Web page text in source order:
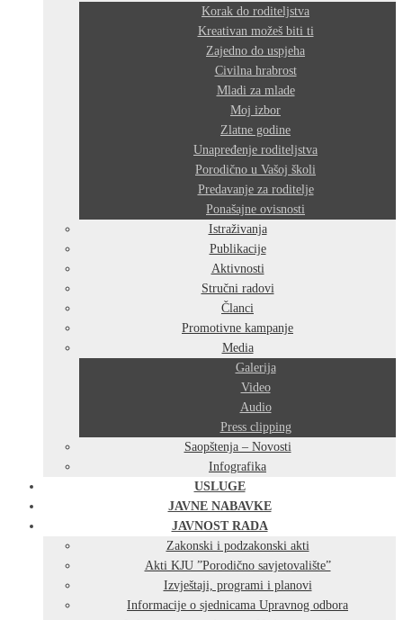
Korak do roditeljstva
Kreativan možeš biti ti
Zajedno do uspjeha
Civilna hrabrost
Mladi za mlade
Moj izbor
Zlatne godine
Unapređenje roditeljstva
Porodično u Vašoj školi
Predavanje za roditelje
Ponašajne ovisnosti
Istraživanja
Publikacije
Aktivnosti
Stručni radovi
Članci
Promotivne kampanje
Media
Galerija
Video
Audio
Press clipping
Saopštenja – Novosti
Infografika
USLUGE
JAVNE NABAVKE
JAVNOST RADA
Zakonski i podzakonski akti
Akti KJU ”Porodično savjetovalište”
Izvještaji, programi i planovi
Informacije o sjednicama Upravnog odbora